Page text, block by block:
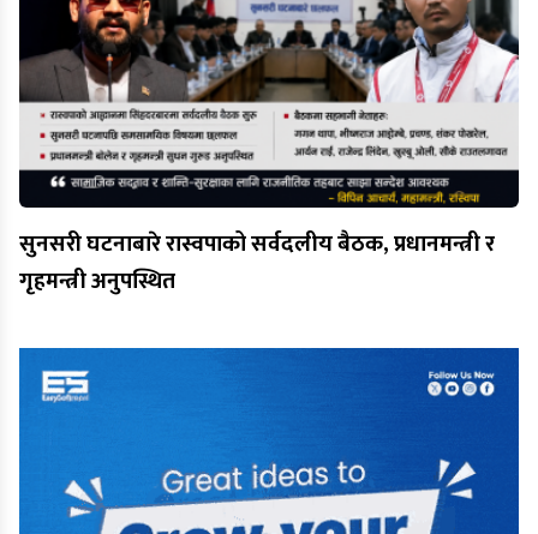
सुनसरी घटनाबारे रास्वपाको सर्वदलीय बैठक, प्रधानमन्त्री र
गृहमन्त्री अनुपस्थित